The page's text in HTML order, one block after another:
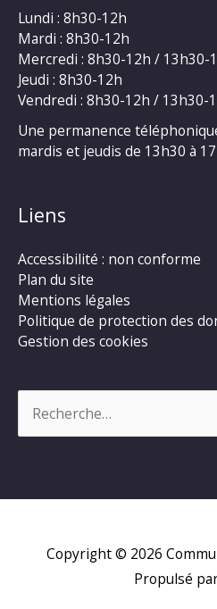
Lundi : 8h30-12h
Mardi : 8h30-12h
Mercredi : 8h30-12h / 13h30-
Jeudi : 8h30-12h
Vendredi : 8h30-12h / 13h30-
Une permanence
mardis et jeudis de 13h30 à
Liens
Accessibilité : non conforme
Plan du site
Mentions légales
Politique de protection des
Gestion des cookies
Copyright © 2026
Propulsé